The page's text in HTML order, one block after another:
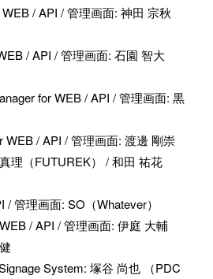
/ API / 管理画面: 神田 宗秋
/ API / 管理画面: 石園 智大
for WEB / API / 管理画面: 黒
WEB / API / 管理画面: 渡邊 剛崇
理（FUTUREK） / 和田 祐花
/ 管理画面: SO（Whatever）
/ API / 管理画面: 伊庭 大輔
System: 塚谷 尚也 （PDC